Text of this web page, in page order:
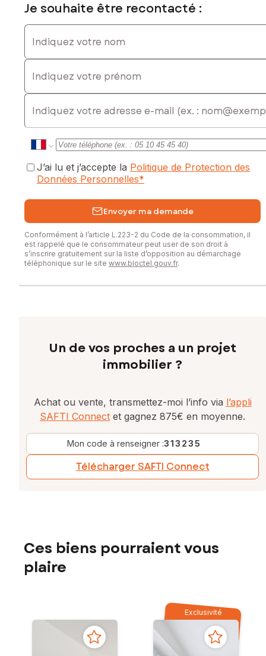
Je souhaite être recontacté :
Indiquez votre nom
Indiquez votre prénom
E-mail
J’ai lu et j’accepte la Politique de Protection des
Données Personnelles*
Envoyer ma demande
Conformément à l’article L.223-2 du Code de la consommation, il
est rappelé que le consommateur peut user de son droit à
s’inscrire gratuitement sur la liste d’opposition au démarchage
téléphonique sur le site www.bloctel.gouv.fr.
Un de vos proches a un projet
immobilier ?
Achat ou vente, transmettez-moi l’info via l’appli
SAFTI Connect et gagnez 875€ en moyenne.
Mon code à renseigner :313235
Télécharger SAFTI Connect
Ces biens pourraient vous
plaire
Exclusivité